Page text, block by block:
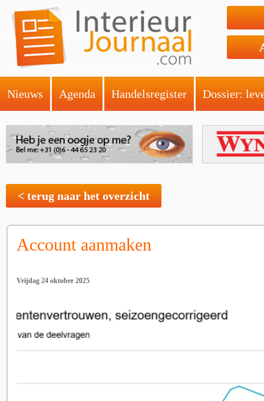
Nieuws Agenda Handelsregister Dossier:
< terug naar het overzicht
Account aanmaken
Vrijdag 24 oktober 2025